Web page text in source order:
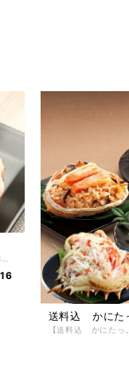
送料込 かにた